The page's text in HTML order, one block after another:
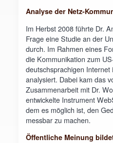
Analyse der Netz-
Im Herbst 2008 führte Dr.
Frage eine Studie an der
durch. Im Rahmen eines
die Kommunikation zum
deutschsprachigen
analysiert. Dabei kam das
Zusammenarbeit mit Dr.
entwickelte Instrument
dem es möglich ist, den
messbar zu machen.
Öffentliche Meinung